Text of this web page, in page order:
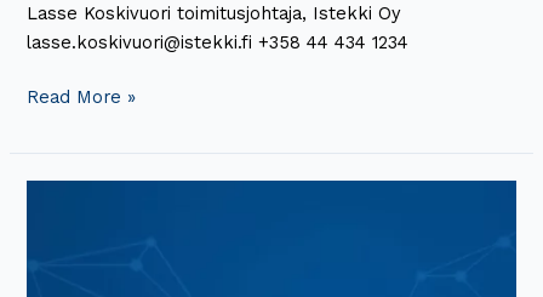
Lasse Koskivuori toimitusjohtaja, Istekki Oy
lasse.koskivuori@istekki.fi +358 44 434 1234
Read More »